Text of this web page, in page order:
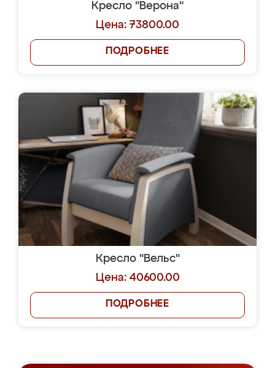
Кресло "Верона"
Цена: 73800.00
ПОДРОБНЕЕ
Кресло "Вельс"
Цена: 40600.00
ПОДРОБНЕЕ